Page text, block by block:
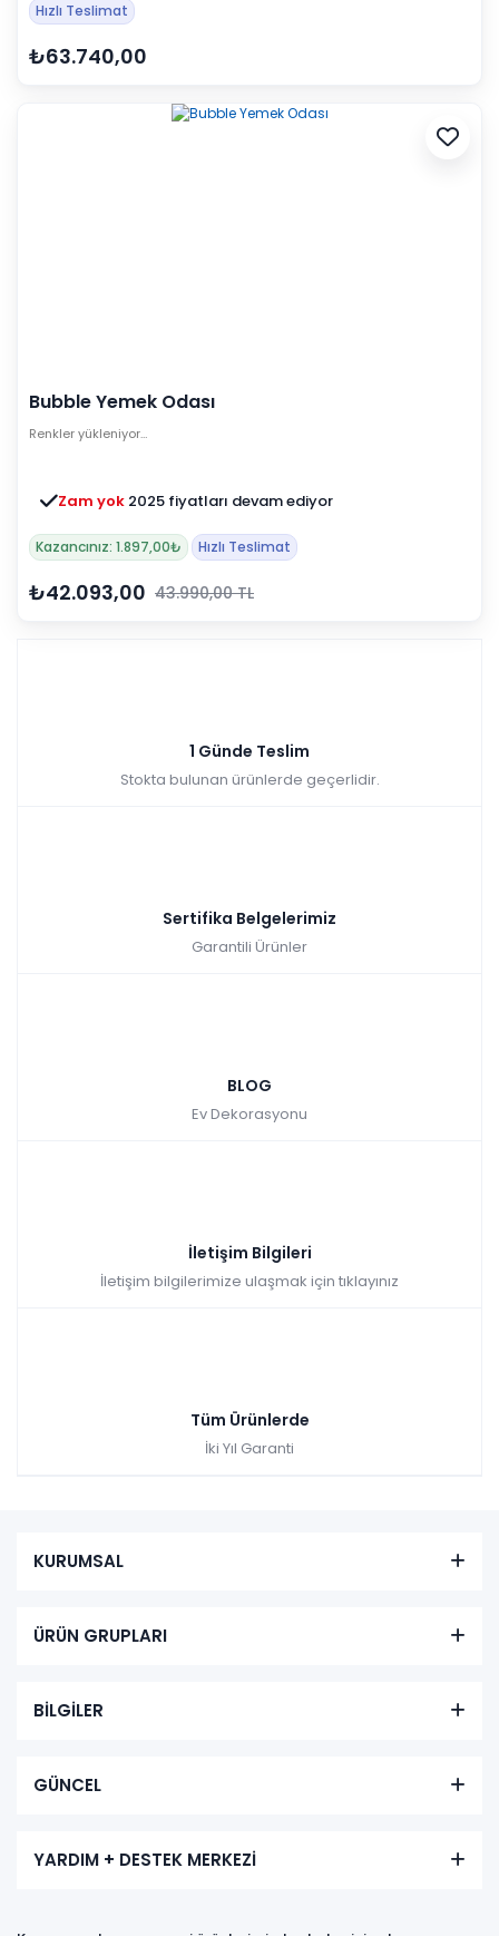
Hızlı Teslimat
₺63.740,00
Bubble Yemek Odası
Renkler yükleniyor…
Zam yok 2025 fiyatları devam ediyor
Kazancınız: 1.897,00₺ Hızlı Teslimat
₺42.093,00 43.990,00 TL
1 Günde Teslim
Stokta bulunan ürünlerde geçerlidir.
Sertifika Belgelerimiz
Garantili Ürünler
BLOG
Ev Dekorasyonu
İletişim Bilgileri
İletişim bilgilerimize ulaşmak için tıklayınız
Tüm Ürünlerde
İki Yıl Garanti
KURUMSAL
ÜRÜN GRUPLARI
BİLGİLER
GÜNCEL
YARDIM + DESTEK MERKEZİ